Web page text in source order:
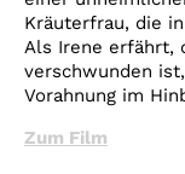
Kräuterfrau, die
Als Irene erfährt,
verschwunden
Vorahnung im
Zum Film